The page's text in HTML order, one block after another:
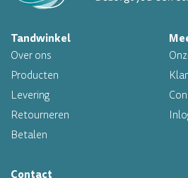
Professioneel
Altijd op
Tandwinkel
Over ons
Producten
Levering
Retourneren
Betalen
Contact